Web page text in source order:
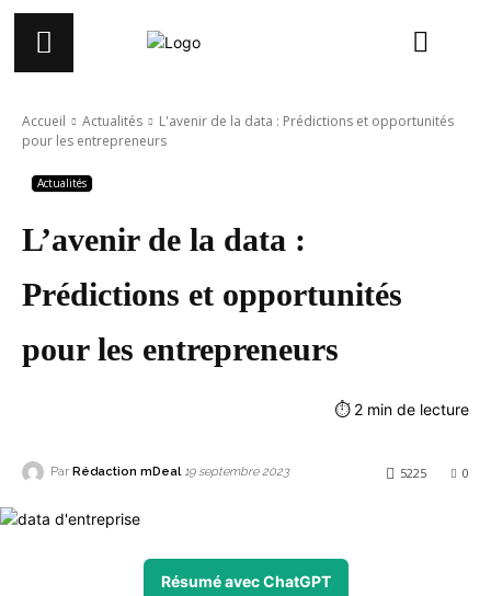
Accueil Actualités
L'avenir de la data : Prédictions et opportunités
pour les entrepreneurs
Actualités
L’avenir de la data :
Prédictions et opportunités
pour les entrepreneurs
⏱ 2 min de lecture
Par Rédaction mDeal 19 septembre 2023 0
5225
Résumé avec ChatGPT